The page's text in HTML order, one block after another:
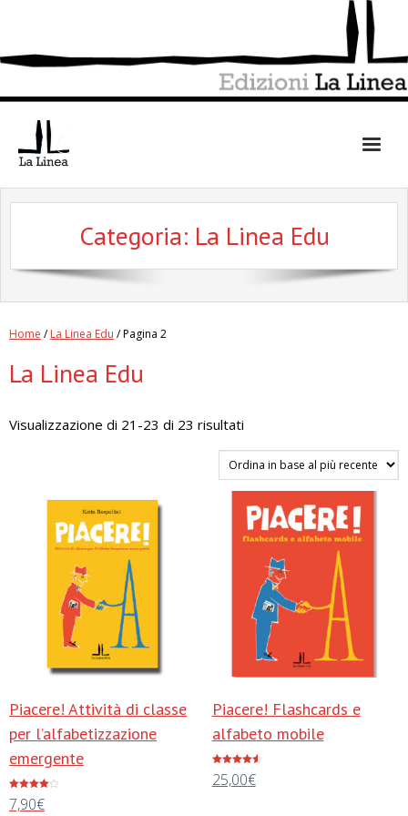
Categoria: La Linea Edu
Home /La Linea Edu / Pagina 2
La Linea Edu
Visualizzazione di 21-23 di 23 risultati
in
base
al
più
recente
Piacere! Attività di classe
per l’alfabetizzazione
emergente
Valutato
4.00
7,90€
Piacere! Flashcards e
alfabeto mobile
Valutato
4.50
25,00€